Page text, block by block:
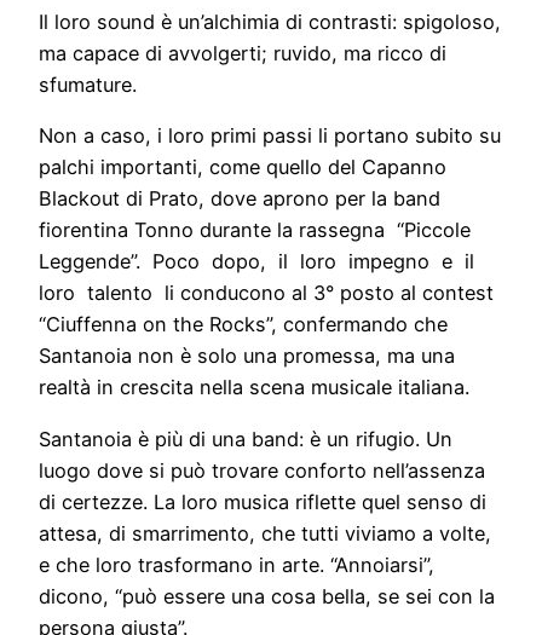
Il loro sound è un’alchimia di contrasti: spigoloso,
ma capace di avvolgerti; ruvido, ma ricco di
sfumature.
Non a caso, i loro primi passi li portano subito su
palchi importanti, come quello del Capanno
Blackout di Prato, dove aprono per la band
fiorentina Tonno durante la rassegna “Piccole
Leggende”. Poco dopo, il loro impegno e il
loro talento li conducono al 3° posto al contest
“Ciuffenna on the Rocks”, confermando che
Santanoia non è solo una promessa, ma una
realtà in crescita nella scena musicale italiana.
Santanoia è più di una band: è un rifugio. Un
luogo dove si può trovare conforto nell’assenza
di certezze. La loro musica riflette quel senso di
attesa, di smarrimento, che tutti viviamo a volte,
e che loro trasformano in arte. “Annoiarsi”,
dicono, “può essere una cosa bella, se sei con la
persona giusta”.